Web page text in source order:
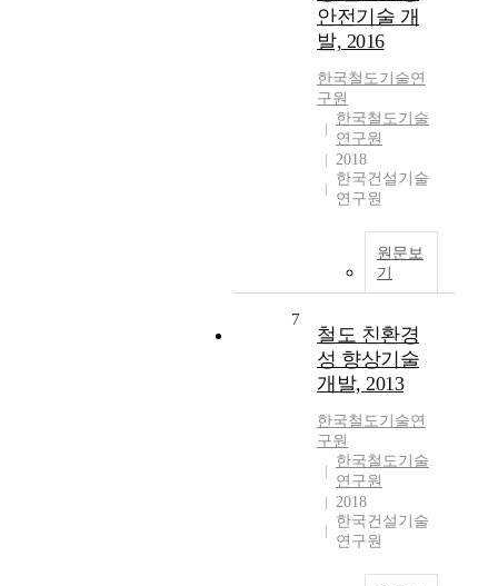
안전기술 개
발, 2016
한국철도기술연
구원
한국철도기술
연구원
2018
한국건설기술
연구원
원문보
기
7
철도 친환경
성 향상기술
개발, 2013
한국철도기술연
구원
한국철도기술
연구원
2018
한국건설기술
연구원